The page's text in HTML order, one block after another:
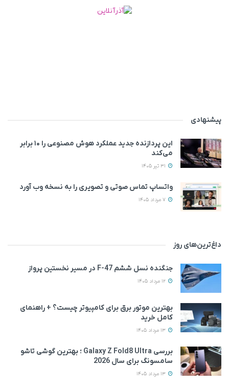
پیشنهادی
این پردازنده جدید عملکرد هوش مصنوعی را ۱۰ برابر
می‌کند
واتساپ تماس صوتی و تصویری را به نسخه وب آورد
داغ‌ترین‌های روز
جنگنده نسل ششم F-47 در مسیر نخستین پرواز
بهترین موتور برق برای کامپیوتر چیست؟ + راهنمای
کامل خرید
بررسی Galaxy Z Fold8 Ultra ؛ بهترین گوشی تاشو
سامسونگ برای سال 2026